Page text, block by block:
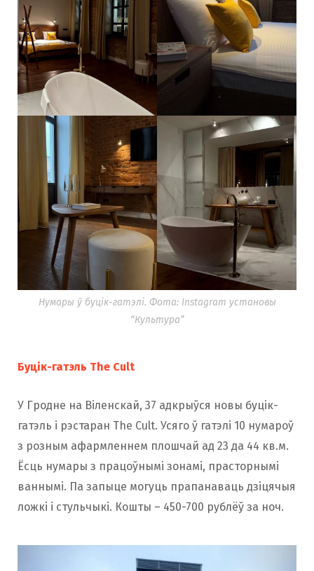
Нумары ў буцік-гатэлі. Фота: Instagram установы
“Культура”
Буцік-гатэль The Cult
У Гродне на Віленскай, 37 адкрыўся новы буцік-
гатэль і рэстаран The Cult. Усяго ў гатэлі 10 нумароў
з розным афармленнем плошчай ад 23 да 44 кв.м.
Ёсць нумары з працоўнымі зонамі, прасторнымі
ваннымі. Па запыце могуць прапанаваць дзіцячыя
ложкі і стульчыкі. Кошты – 450-700 рублёў за ноч.